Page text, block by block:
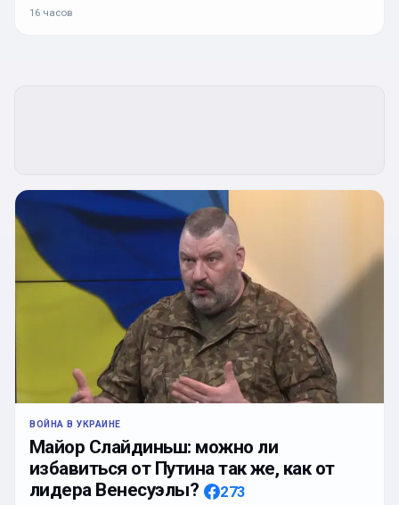
16 часов
ВОЙНА В УКРАИНЕ
Майор Слайдиньш: можно ли
избавиться от Путина так же, как от
лидера Венесуэлы?
273